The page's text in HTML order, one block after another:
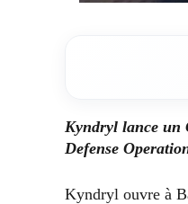
Kyndryl lance un
Defense
Kyndryl ouvre à